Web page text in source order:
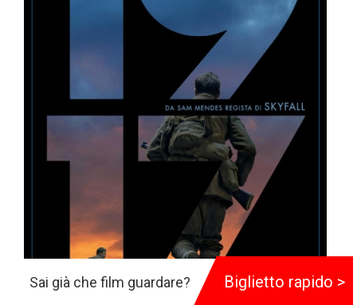
Sai già che film guardare? Biglietto rapido >